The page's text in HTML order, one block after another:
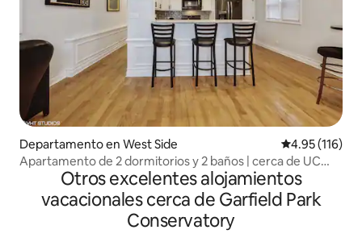
Departamento en West Side Calificación
4.95 (116)
Apartamento de 2 dormitorios y 2 baños | cerca de UC
con aparcamiento gratuito
Otros excelentes alojamientos
vacacionales cerca de Garfield Park
Conservatory